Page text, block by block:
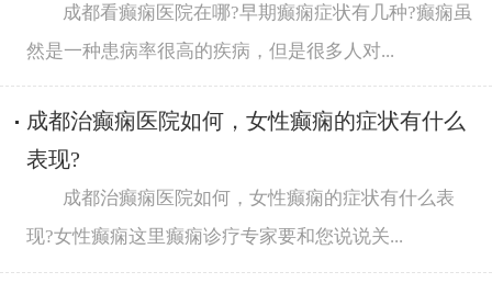
成都看癫痫医院在哪?早期癫痫症状有几种?癫痫虽
然是一种患病率很高的疾病，但是很多人对...
成都治癫痫医院如何，女性癫痫的症状有什么
表现?
成都治癫痫医院如何，女性癫痫的症状有什么表
现?女性癫痫这里癫痫诊疗专家要和您说说关...